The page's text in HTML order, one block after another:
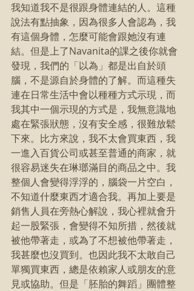
我知道我不是很跟身體連結的人。這種
說法有點抽象，因為很多人會認為，我
有這個身體，怎麼可能會跟她沒有連
結。但是上了Navanita的課之後你就會
發現，我們的「以為」都是出自於頭
腦，不是源自於身體的了解。而這種失
連在日常生活中會以種種方式示現，而
我其中一個示現的方式是，我無意識地
處在緊張狀態，沒有安全感，很難放鬆
下來。比方來說，我不太會買東西，我
一進入百貨公司或甚至普通的商家，就
很容易迷失在琳瑯滿目的商品之中。我
整個人會變得浮浮的，腦袋一片空白，
不知道什麼東西才適合我。再加上要是
銷售人員在旁熱心解說，我心裡就會升
起一股緊張，會變得不知所措，然後就
被他帶著走，或為了不想被他帶著走，
我甚麼也沒買到。也因此我不太敢自己
單獨買東西，總是依賴家人或朋友的意
見或協助。但是「胚胎的舞蹈」團體整